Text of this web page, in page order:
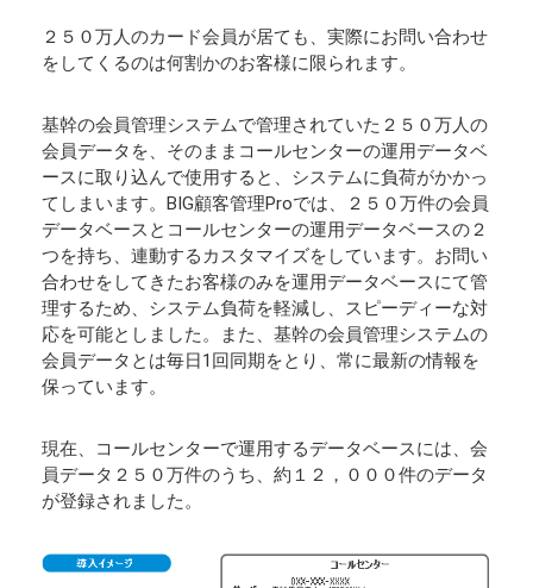
２５０万人のカード会員が居ても、実際にお問い合わせ
をしてくるのは何割かのお客様に限られます。
基幹の会員管理システムで管理されていた２５０万人の
会員データを、そのままコールセンターの運用データベ
ースに取り込んで使用すると、システムに負荷がかかっ
てしまいます。BIG顧客管理Proでは、２５０万件の会員
データベースとコールセンターの運用データベースの２
つを持ち、連動するカスタマイズをしています。お問い
合わせをしてきたお客様のみを運用データベースにて管
理するため、システム負荷を軽減し、スピーディーな対
応を可能としました。また、基幹の会員管理システムの
会員データとは毎日1回同期をとり、常に最新の情報を
保っています。
現在、コールセンターで運用するデータベースには、会
員データ２５０万件のうち、約１２，０００件のデータ
が登録されました。